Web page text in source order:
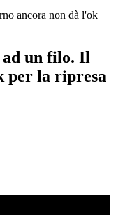
ancora non dà l'ok
ad un filo. Il
per la ripresa